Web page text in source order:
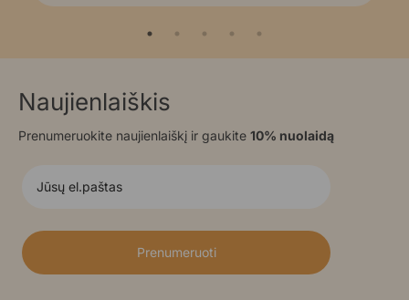
Naujienlaiškis
Prenumeruokite naujienlaiškį ir gaukite 10% nuolaidą
Prenumeruoti